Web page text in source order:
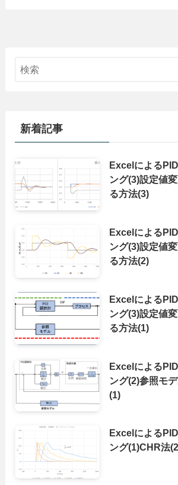
新着記事
Excelによる
ング(3)設定値
る方法(3)
Excelによる
ング(3)設定値
る方法(2)
Excelによる
ング(3)設定値
る方法(1)
Excelによる
ング(2)参照モ
(1)
Excelによる
ング(1)CHR法